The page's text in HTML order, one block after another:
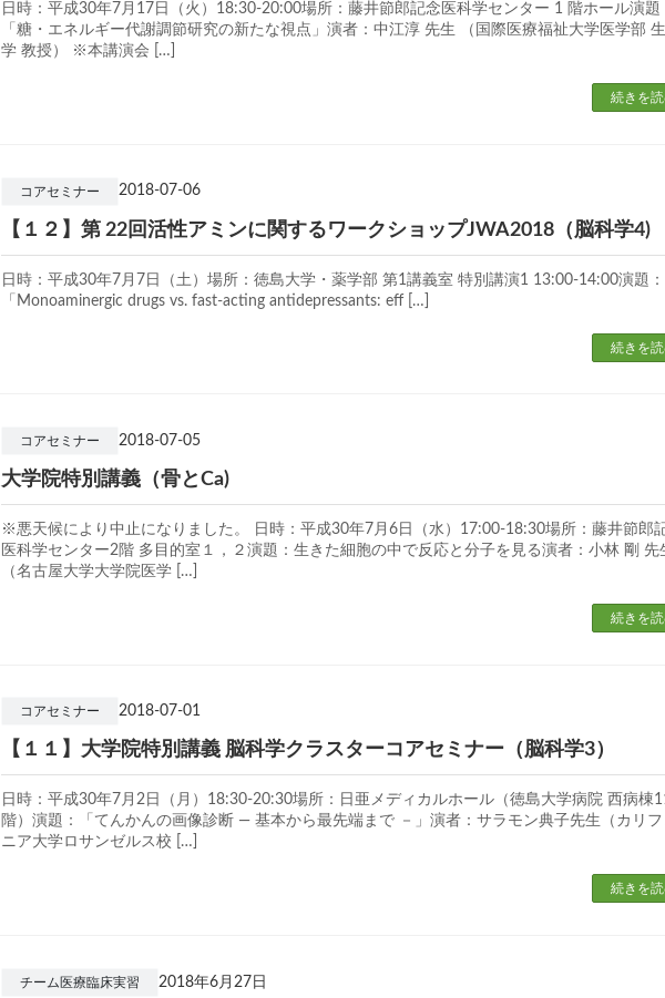
日時：平成30年7月17日（火）18:30-20:00場所：藤井節郎記念医科学センター 1 階ホール演題
「糖・エネルギー代謝調節研究の新たな視点」演者：中江淳 先生 （国際医療福祉大学医学部
学 教授） ※本講演会 […]
続きを
2018-07-06
コアセミナー
【１２】第 22回活性アミンに関するワークショップJWA2018（脳科学4)
日時：平成30年7月7日（土）場所：徳島大学・薬学部 第1講義室 特別講演1 13:00-14:00演題：
「Monoaminergic drugs vs. fast-acting antidepressants: eff […]
続きを
2018-07-05
コアセミナー
大学院特別講義（骨とCa)
※悪天候により中止になりました。 日時：平成30年7月6日（水）17:00-18:30場所：藤井節郎
医科学センター2階 多目的室１，２演題：生きた細胞の中で反応と分子を見る演者：小林 剛 先
（名古屋大学大学院医学 […]
続きを
2018-07-01
コアセミナー
【１１】大学院特別講義 脳科学クラスターコアセミナー（脳科学3）
日時：平成30年7月2日（月）18:30-20:30場所：日亜メディカルホール（徳島大学病院 西病棟
階）演題：「てんかんの画像診断 ― 基本から最先端まで －」演者：サラモン典子先生（カリ
ニア大学ロサンゼルス校 […]
続きを
2018年6月27日
チーム医療臨床実習